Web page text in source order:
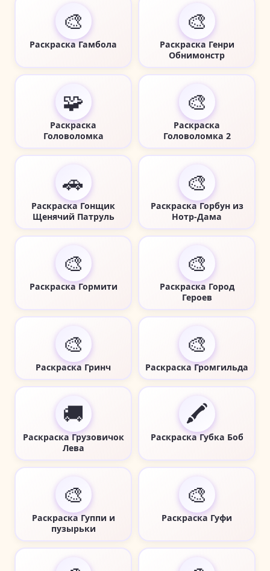
🎨
Раскраска Гамбола
🎨
Раскраска Генри
Обнимонстр
🧩
Раскраска
Головоломка
🎨
Раскраска
Головоломка 2
🚗
Раскраска Гонщик
Щенячий Патруль
🎨
Раскраска Горбун из
Нотр-Дама
🎨
Раскраска Гормити
🎨
Раскраска Город
Героев
🎨
Раскраска Гринч
🎨
Раскраска Громгильда
🚚
Раскраска Грузовичок
Лева
🖍️
Раскраска Губка Боб
🎨
Раскраска Гуппи и
пузырьки
🎨
Раскраска Гуфи